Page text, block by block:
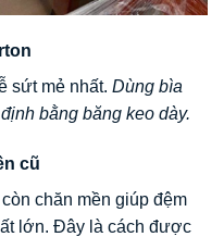
sứt mẻ nhất. Dùng bìa
bằng băng keo dày.
cũ
chăn mền giúp đệm
lớn. Đây là cách được